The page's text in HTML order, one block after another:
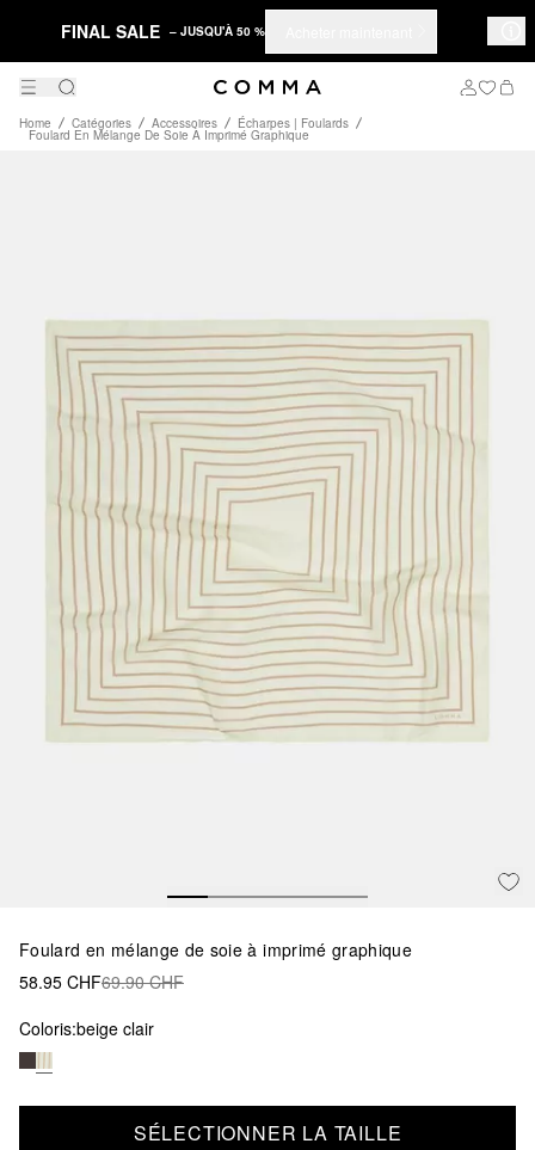
FINAL SALE – JUSQU'À 50 %
Home Catégories Accessoires Écharpes | Foulards
Foulard En Mélange De Soie À Imprimé Graphique
Foulard en mélange de soie à imprimé graphique
58.95 CHF69.90 CHF
Coloris:beige clair
SÉLECTIONNER LA TAILLE